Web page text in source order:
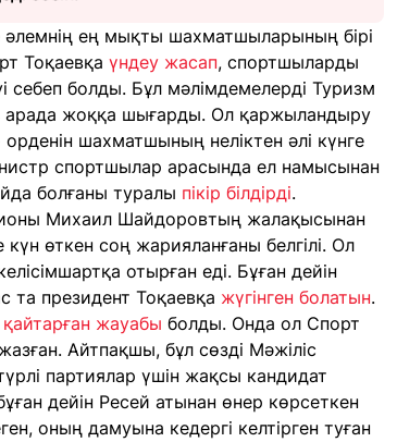
әлемнің ең мықты шахматшыларының бірі
Тоқаевқа үндеу жасап, спортшыларды
себеп болды. Бұл мәлімдемелерді Туризм
арада жоққа шығарды. Ол қаржыландыру
шахматшының неліктен әлі күнге
спортшылар арасында ел намысынан
болғаны туралы пікір білдірді.
Михаил Шайдоровтың жалақысынан
күн өткен соң жарияланғаны белгілі. Ол
отырған еді. Бұған дейін
та президент Тоқаевқа жүгінген болатын.
қайтарған жауабы болды. Онда ол Спорт
Айтпақшы, бұл сөзді Мәжіліс
партиялар үшін жақсы кандидат
дейін Ресей атынан өнер көрсеткен
оның дамуына кедергі келтірген туған